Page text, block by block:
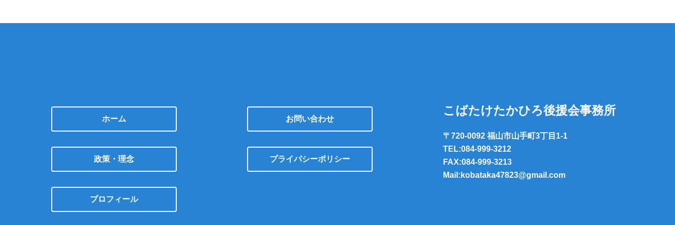
ホーム
政策・理念
プロフィール
お問い合わせ
プライバシーポリシー
こばたけたかひろ後援会事務所
〒720-0092 福山市山手町3丁目1-1
TEL:084-999-3212
FAX:084-999-3213
Mail:kobataka47823@gmail.com